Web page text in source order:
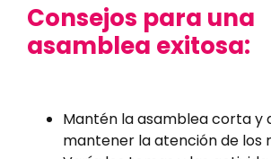
Consejos para una
asamblea exitosa:
Mantén la asamblea corta y
mantener la atención de los